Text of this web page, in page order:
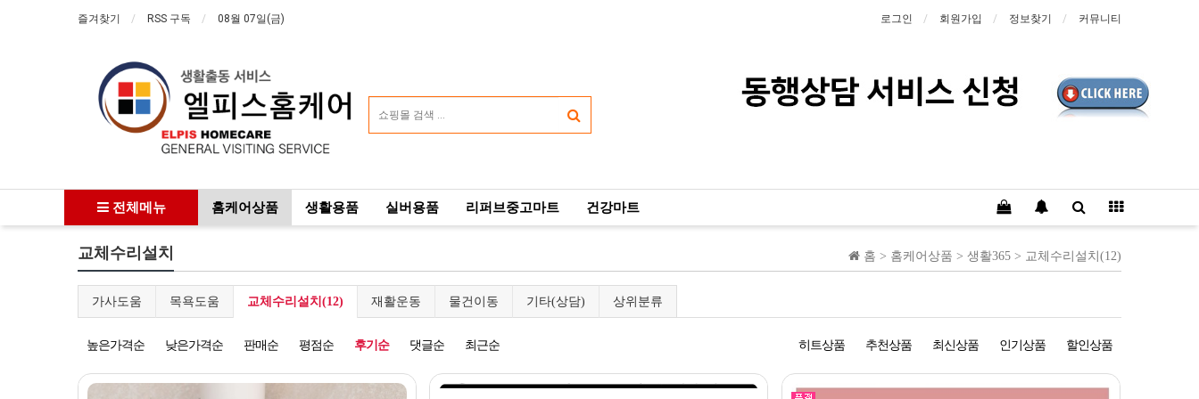
즐겨찾기 RSS 구독 08월 07일(금) 로그인 회원가입 정보찾기 커뮤니티
전체메뉴 홈케어상품 생활용품 실버용품 리퍼브중고마트 건강마트
홈 > 홈케어상품 > 생활365 > 교체수리설치(12)
교체수리설치
가사도움 목욕도움 교체수리설치(12) 재활운동 물건이동 기타(상담) 상위분류
높은가격순 낮은가격순 판매순 평점순 후기순 댓글순 최근순 히트상품 추천상품 최신상품 인기상품 할인상품